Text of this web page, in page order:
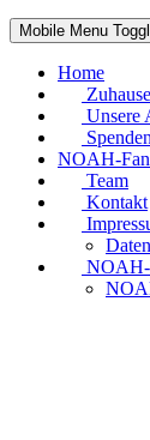
Mobile Menu
Home
Unsere
Spenden
NOAH-
Team
Kontakt